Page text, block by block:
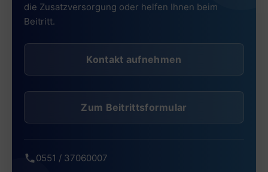
die Zusatzversorgung oder helfen Ihnen beim
Beitritt.
Kontakt aufnehmen
Zum Beitrittsformular
0551 / 37060007